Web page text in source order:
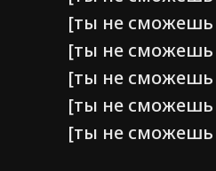
[ты не сможешь
[ты не сможешь
[ты не сможешь
[ты не сможешь
[ты не сможешь